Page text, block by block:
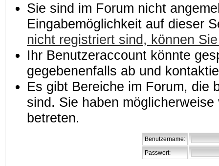
Sie sind im Forum nicht
Eingabemöglichkeit auf dieser
nicht registriert sind, können
Ihr Benutzeraccount könnte
gegebenenfalls ab und
Es gibt Bereiche im Forum, die
sind. Sie haben
betreten.
Benutzername:
Passwort: